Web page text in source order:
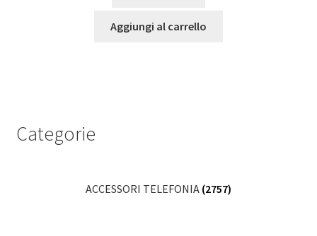
Aggiungi al carrello
Categorie
ACCESSORI TELEFONIA (2757)